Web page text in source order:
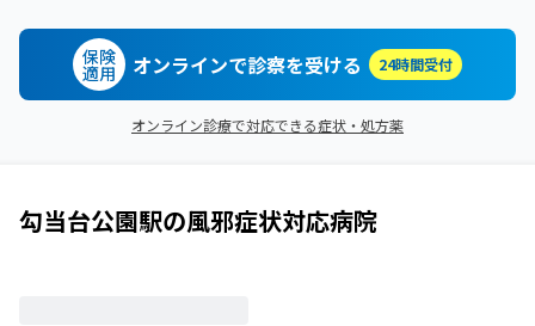
保険
適用 オンラインで診察を受ける 24時間受付
オンライン診療で対応できる症状・処方薬
勾当台公園駅の風邪症状対応病院